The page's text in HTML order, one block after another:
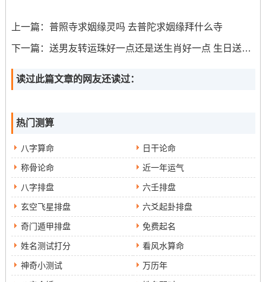
乙酉日柱巾箱秘术中的“三奇六仪”是指三奇（天乙、地乙、
人乙）还有六仪（天仪、地仪、人仪、天福、地禄、人
等。
列、得出干支六十甲子，通过三奇六仪的组合来推断个人
的人生命运。
上一篇： 普照寺求姻缘灵吗 去普陀求姻缘拜什么寺
下一篇： 送男友转运珠好一点还是送生肖好一点 生日送转运珠合适吗
读过此篇文章的网友还读过：
热门测算
八字算命 日干论命
称骨论命 近一年运气
八字排盘 六壬排盘
玄空飞星排盘 六爻起卦排盘
奇门遁甲排盘 免费起名
姓名测试打分 看风水算命
神奇小测试 万历年